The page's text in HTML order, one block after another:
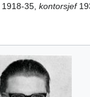
1918-35,kontorsjef